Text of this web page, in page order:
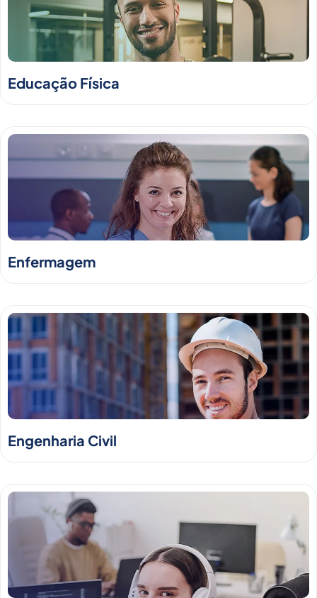
Educação Física
Enfermagem
Engenharia Civil